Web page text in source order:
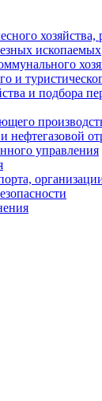
хозяйства,
ископаемых
и
и подбора
нефтегазовой
управления